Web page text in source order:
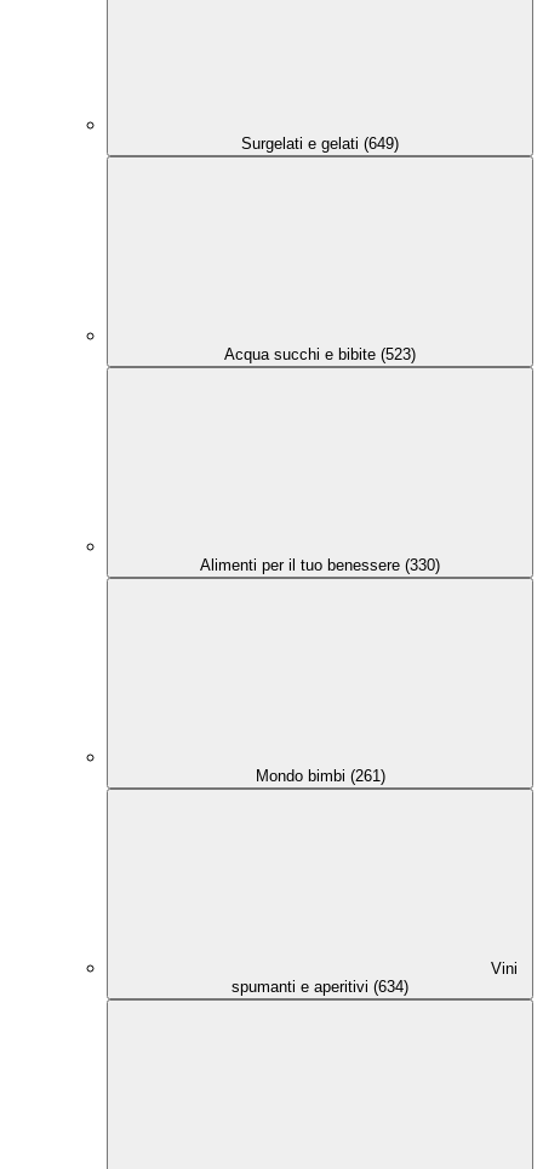
Surgelati e gelati (649)
Acqua succhi e bibite (523)
Alimenti per il tuo benessere (330)
Mondo bimbi (261)
Vini
spumanti e aperitivi (634)